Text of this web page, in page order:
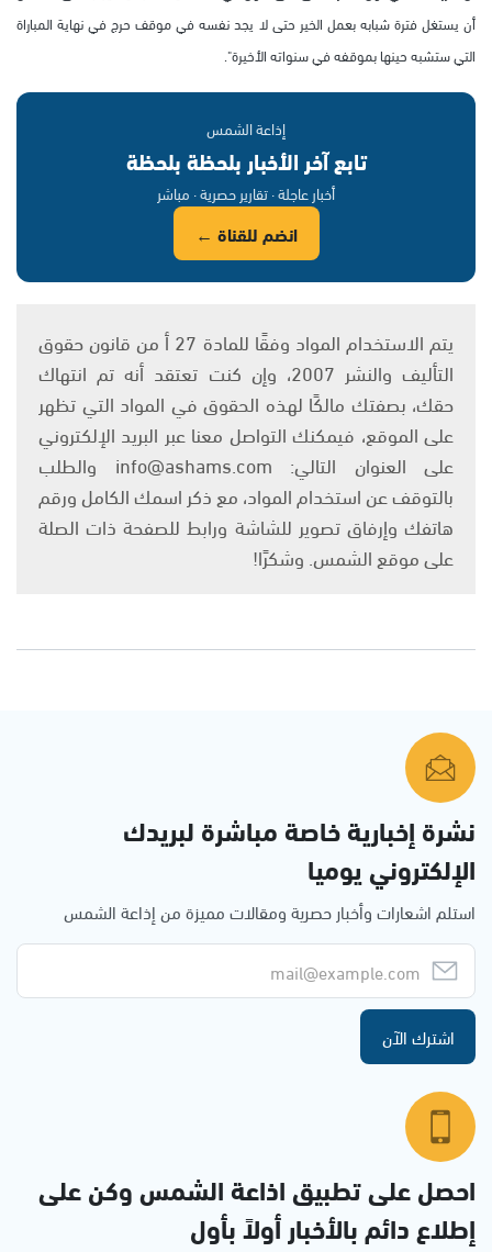
أن يستغل فترة شبابه بعمل الخير حتى لا يجد نفسه في موقف حرج في نهاية المباراة
التي ستشبه حينها بموقفه في سنواته الأخيرة".
إذاعة الشمس
تابع آخر الأخبار بلحظة بلحظة
أخبار عاجلة · تقارير حصرية · مباشر
انضم للقناة ←
يتم الاستخدام المواد وفقًا للمادة 27 أ من قانون حقوق
التأليف والنشر 2007، وإن كنت تعتقد أنه تم انتهاك
حقك، بصفتك مالكًا لهذه الحقوق في المواد التي تظهر
على الموقع، فيمكنك التواصل معنا عبر البريد الإلكتروني
على العنوان التالي: info@ashams.com والطلب
بالتوقف عن استخدام المواد، مع ذكر اسمك الكامل ورقم
هاتفك وإرفاق تصوير للشاشة ورابط للصفحة ذات الصلة
على موقع الشمس. وشكرًا!
نشرة إخبارية خاصة مباشرة لبريدك
الإلكتروني يوميا
استلم اشعارات وأخبار حصرية ومقالات مميزة من إذاعة الشمس
اشترك الآن
احصل على تطبيق اذاعة الشمس وكن على
إطلاع دائم بالأخبار أولاً بأول